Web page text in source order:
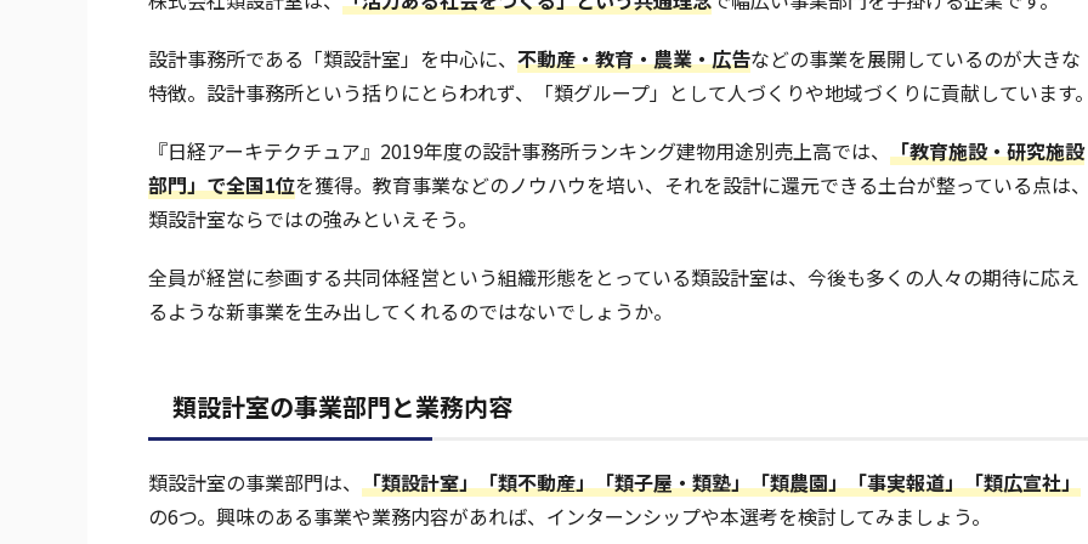
設計事務所である「類設計室」を中心に、 不動産・教育・農業・広告などの事業を展開しているのが大きな
特徴。設計事務所という括りにとらわれず、「類グループ」として人づくりや地域づくりに貢献しています
『日経アーキテクチュア』2019年度の設計事務所ランキング建物用途別売上高では、 「教育施設・研究施設
部門」で全国1位を獲得。教育事業などのノウハウを培い、それを設計に還元できる土台が整っている点は
類設計室ならではの強みといえそう。
全員が経営に参画する共同体経営という組織形態をとっている類設計室は、今後も多くの人々の期待に応え
るような新事業を生み出してくれるのではないでしょうか。
類設計室の事業部門と業務内容
類設計室の事業部門は、 「類設計室」「類不動産」「類子屋・類塾」「類農園」「事実報道」「類広宣社」
の6つ。興味のある事業や業務内容があれば、インターンシップや本選考を検討してみましょう。